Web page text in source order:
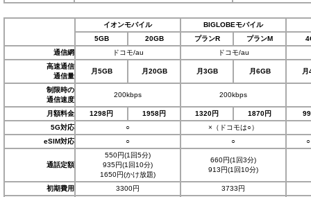
イオンモバイル
BIGLOBEモバイル
5GB
20GB プランR プランM
通信網
ドコモ/au
ドコモ/au
高速通信
通信量
月5GB 月20GB 月3GB 月6GB 月
制限時の
通信速度
200kbps 200kbps
月額料金 1298円 1958円 1320円 1870円
5G対応
○
×（ドコモは○）
eSIM対応
○ ○ ○
通話定額
550円(1回5分)
935円(1回10分)
1650円(かけ放題)
660円(1回3分)
913円(1回10分)
初期費用 3300円 3733円